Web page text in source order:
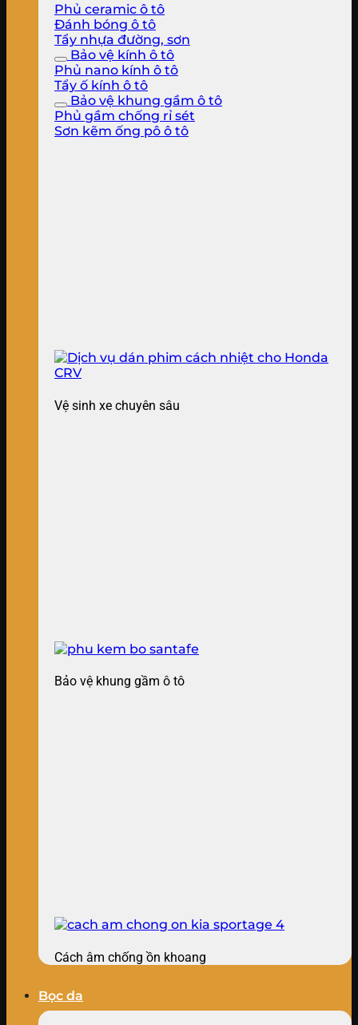
Phủ ceramic ô tô
Đánh bóng ô tô
Tẩy nhựa đường, sơn
Bảo vệ kính ô tô
Phủ nano kính ô tô
Tẩy ố kính ô tô
Bảo vệ khung gầm ô tô
Phủ gầm chống rỉ sét
Sơn kẽm ống pô ô tô
Vệ sinh xe chuyên sâu
Bảo vệ khung gầm ô tô
Cách âm chống ồn khoang
Bọc da